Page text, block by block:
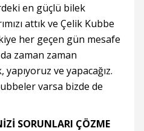
en güçlü bilek
attık ve Çelik Kubbe
her geçen gün mesafe
zaman zaman
ve yapacağız.
varsa bizde de
SORUNLARI ÇÖZME